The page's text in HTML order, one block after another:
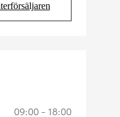
new tab)
09:00 - 18:00